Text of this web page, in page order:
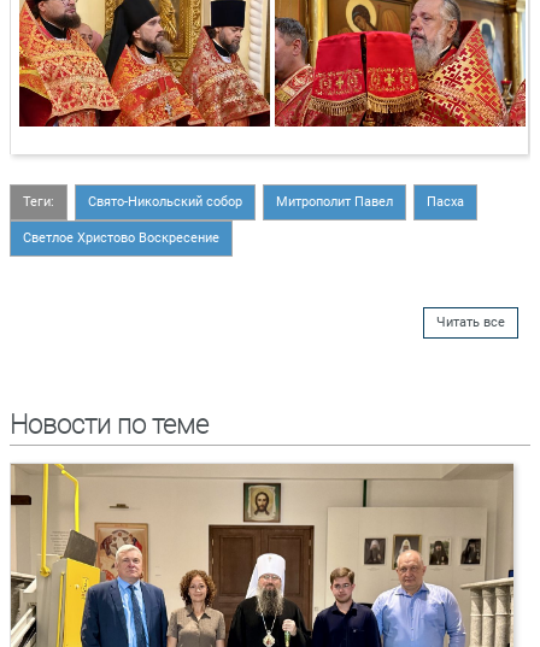
Теги: Свято-Никольский собор Митрополит Павел Пасха
Светлое Христово Воскресение
Читать все
Новости по теме